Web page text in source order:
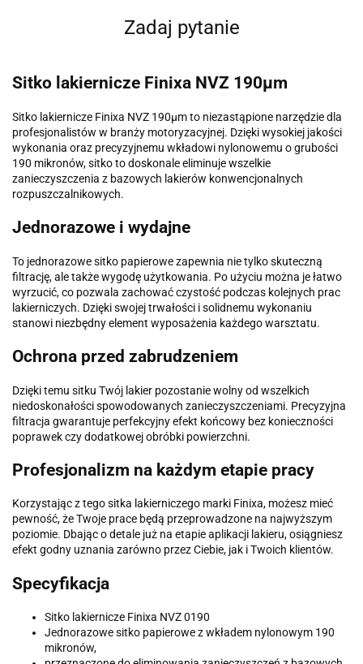
Zadaj pytanie
Sitko lakiernicze Finixa NVZ 190µm
Sitko lakiernicze Finixa NVZ 190µm to niezastąpione narzędzie dla
profesjonalistów w branży motoryzacyjnej. Dzięki wysokiej jakości
wykonania oraz precyzyjnemu wkładowi nylonowemu o grubości
190 mikronów, sitko to doskonale eliminuje wszelkie
zanieczyszczenia z bazowych lakierów konwencjonalnych
rozpuszczalnikowych.
Jednorazowe i wydajne
To jednorazowe sitko papierowe zapewnia nie tylko skuteczną
filtrację, ale także wygodę użytkowania. Po użyciu można je łatwo
wyrzucić, co pozwala zachować czystość podczas kolejnych prac
lakierniczych. Dzięki swojej trwałości i solidnemu wykonaniu
stanowi niezbędny element wyposażenia każdego warsztatu.
Ochrona przed zabrudzeniem
Dzięki temu sitku Twój lakier pozostanie wolny od wszelkich
niedoskonałości spowodowanych zanieczyszczeniami. Precyzyjna
filtracja gwarantuje perfekcyjny efekt końcowy bez konieczności
poprawek czy dodatkowej obróbki powierzchni.
Profesjonalizm na każdym etapie pracy
Korzystając z tego sitka lakierniczego marki Finixa, możesz mieć
pewność, że Twoje prace będą przeprowadzone na najwyższym
poziomie. Dbając o detale już na etapie aplikacji lakieru, osiągniesz
efekt godny uznania zarówno przez Ciebie, jak i Twoich klientów.
Specyfikacja
Sitko lakiernicze Finixa NVZ 0190
Jednorazowe sitko papierowe z wkładem nylonowym 190
mikronów,